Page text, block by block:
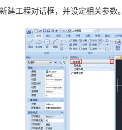
建工程对话框，并设定相关参数。